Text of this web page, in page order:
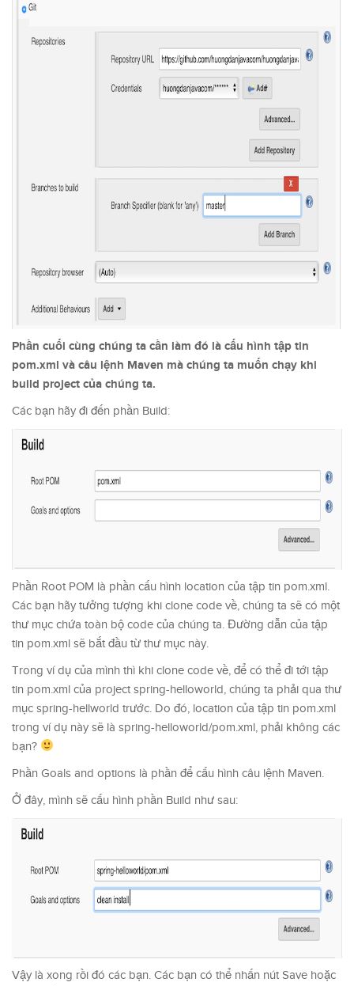
Phần cuối cùng chúng ta cần làm đó là cấu hình tập tin
pom.xml và câu lệnh Maven mà chúng ta muốn chạy khi
build project của chúng ta.
Các bạn hãy đi đến phần Build:
Phần Root POM là phần cấu hình location của tập tin pom.xml.
Các bạn hãy tưởng tượng khi clone code về, chúng ta sẽ có một
thư mục chứa toàn bộ code của chúng ta. Đường dẫn của tập
tin pom.xml sẽ bắt đầu từ thư mục này.
Trong ví dụ của mình thì khi clone code về, để có thể đi tới tập
tin pom.xml của project spring-helloworld, chúng ta phải qua thư
mục spring-hellworld trước. Do đó, location của tập tin pom.xml
trong ví dụ này sẽ là spring-helloworld/pom.xml, phải không các
bạn?
Phần Goals and options là phần để cấu hình câu lệnh Maven.
Ở đây, mình sẽ cấu hình phần Build như sau:
Vậy là xong rồi đó các bạn. Các bạn có thể nhấn nút Save hoặc